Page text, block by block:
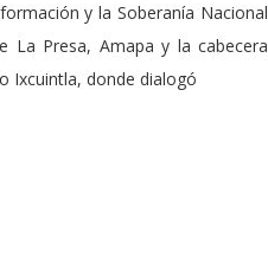
y la Soberanía Nacional
La Presa, Amapa y la cabecera
Ixcuintla, donde dialogó